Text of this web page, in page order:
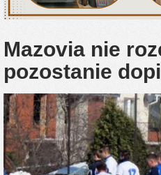
Mazovia nie
pozostanie